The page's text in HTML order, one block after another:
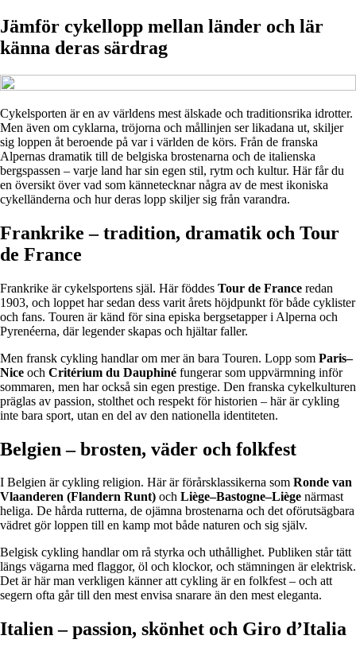
Jämför cykellopp mellan länder och lär
känna deras särdrag
Cykelsporten är en av världens mest älskade och traditionsrika idrotter.
Men även om cyklarna, tröjorna och mållinjen ser likadana ut, skiljer
sig loppen åt beroende på var i världen de körs. Från de franska
Alpernas dramatik till de belgiska brostenarna och de italienska
bergspassen – varje land har sin egen stil, rytm och kultur. Här får du
en översikt över vad som kännetecknar några av de mest ikoniska
cykelländerna och hur deras lopp skiljer sig från varandra.
Frankrike – tradition, dramatik och Tour
de France
Frankrike är cykelsportens själ. Här föddes Tour de France redan
1903, och loppet har sedan dess varit årets höjdpunkt för både cyklister
och fans. Touren är känd för sina episka bergsetapper i Alperna och
Pyrenéerna, där legender skapas och hjältar faller.
Men fransk cykling handlar om mer än bara Touren. Lopp som Paris–
Nice och Critérium du Dauphiné fungerar som uppvärmning inför
sommaren, men har också sin egen prestige. Den franska cykelkulturen
präglas av passion, stolthet och respekt för historien – här är cykling
inte bara sport, utan en del av den nationella identiteten.
Belgien – brosten, väder och folkfest
I Belgien är cykling religion. Här är förårsklassikerna som Ronde van
Vlaanderen (Flandern Runt) och Liège–Bastogne–Liège närmast
heliga. De hårda rutterna, de ojämna brostenarna och det oförutsägbara
vädret gör loppen till en kamp mot både naturen och sig själv.
Belgisk cykling handlar om rå styrka och uthållighet. Publiken står tätt
längs vägarna med flaggor, öl och klockor, och stämningen är elektrisk.
Det är här man verkligen känner att cykling är en folkfest – och att
segern ofta går till den mest envisa snarare än den mest eleganta.
Italien – passion, skönhet och Giro d’Italia